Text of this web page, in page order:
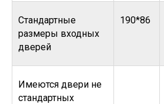
Стандартные
размеры входных
дверей
190*86
Имеются двери не
стандартных